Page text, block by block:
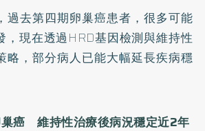
過去第四期卵巢癌患者，很多可能
，現在透過HRD基因檢測與維持性
略，部分病人已能大幅延長疾病穩
癌 維持性治療後病況穩定近2年